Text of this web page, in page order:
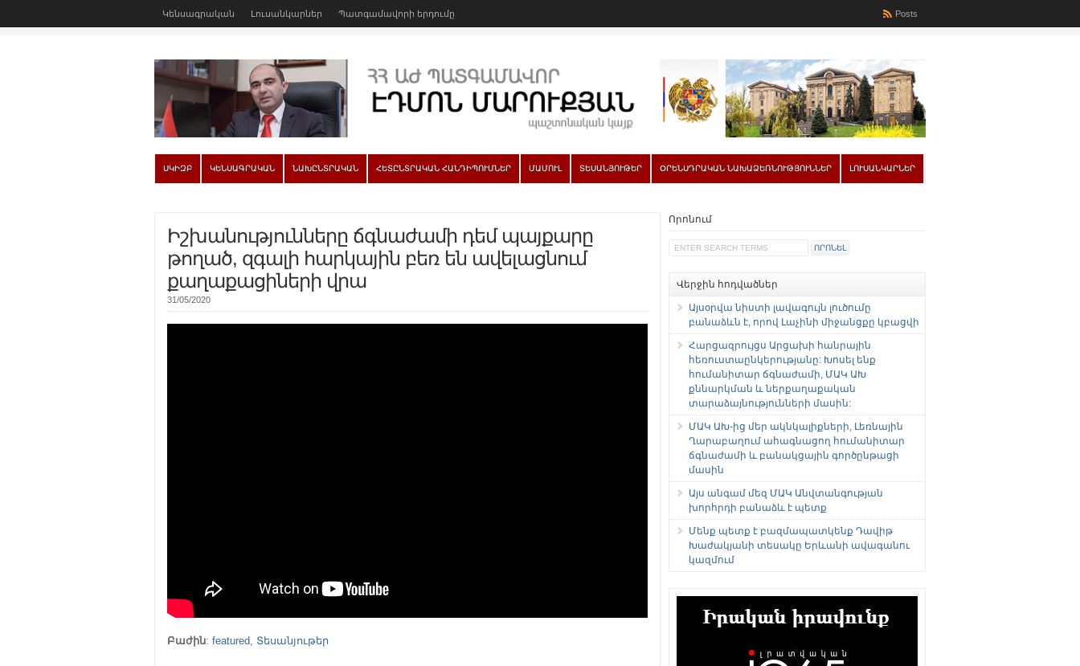
Կենսագրական Լուսանկարներ Պատգամավորի երդումը Posts
ՍԿԻԶԲ ԿԵՆՍԱԳՐԱԿԱՆ ՆԱԽԸՆՏՐԱԿԱՆ ՀԵՏԸՆՏՐԱԿԱՆ ՀԱՆԴԻՊՈՒՄՆԵՐ ՄԱՄՈՒԼ ՏԵՍԱՆՅՈՒԹԵՐ ՕՐԵՆՍԴՐԱԿԱՆ ՆԱԽԱՁԵՌՆՈՒԹՅՈՒՆՆԵՐ ԼՈՒՍԱՆԿԱՐՆԵՐ
Իշխանությունները ճգնաժամի դեմ պայքարը
թողած, զգալի հարկային բեռ են ավելացնում
քաղաքացիների վրա
31/05/2020
Բաժին: featured, Տեսանյութեր
Որոնում
Վերջին հոդվածներ
Այսօրվա նիստի լավագույն լուծումը
բանաձևն է, որով Լաչինի միջանցքը կբացվի
Հարցազրույցս Արցախի հանրային
հեռուստաընկերությանը: Խոսել ենք
հումանիտար ճգնաժամի, ՄԱԿ ԱԽ
քննարկման և ներքաղաքական
տարաձայնությունների մասին:
ՄԱԿ ԱԽ-ից մեր ակնկալիքների, Լեռնային
Ղարաբաղում ահագնացող հումանիտար
ճգնաժամի և բանակցային գործընթացի
մասին
Այս անգամ մեզ ՄԱԿ Անվտանգության
խորհրդի բանաձև է պետք
Մենք պետք է բազմապատկենք Դավիթ
Խաժակյանի տեսակը Երևանի ավագանու
կազմում